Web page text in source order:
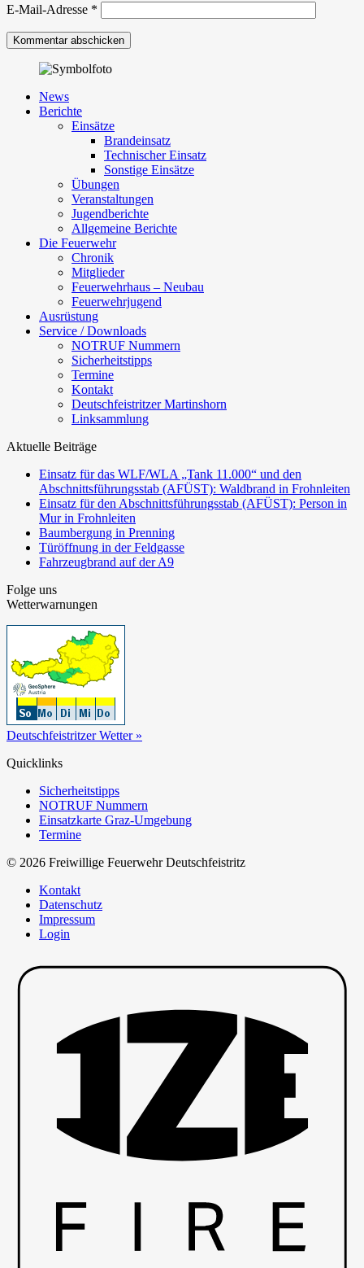
E-Mail-Adresse *
News
Berichte
Einsätze
Brandeinsatz
Technischer Einsatz
Sonstige Einsätze
Übungen
Veranstaltungen
Jugendberichte
Allgemeine Berichte
Die Feuerwehr
Chronik
Mitglieder
Feuerwehrhaus – Neubau
Feuerwehrjugend
Ausrüstung
Service / Downloads
NOTRUF Nummern
Sicherheitstipps
Termine
Kontakt
Deutschfeistritzer Martinshorn
Linksammlung
Aktuelle Beiträge
Einsatz für das WLF/WLA „Tank 11.000“ und den
Abschnittsführungsstab (AFÜST): Waldbrand in Frohnleiten
Einsatz für den Abschnittsführungsstab (AFÜST): Person in
Mur in Frohnleiten
Baumbergung in Prenning
Türöffnung in der Feldgasse
Fahrzeugbrand auf der A9
Folge uns
Wetterwarnungen
Deutschfeistritzer Wetter »
Quicklinks
Sicherheitstipps
NOTRUF Nummern
Einsatzkarte Graz-Umgebung
Termine
© 2026 Freiwillige Feuerwehr Deutschfeistritz
Kontakt
Datenschutz
Impressum
Login